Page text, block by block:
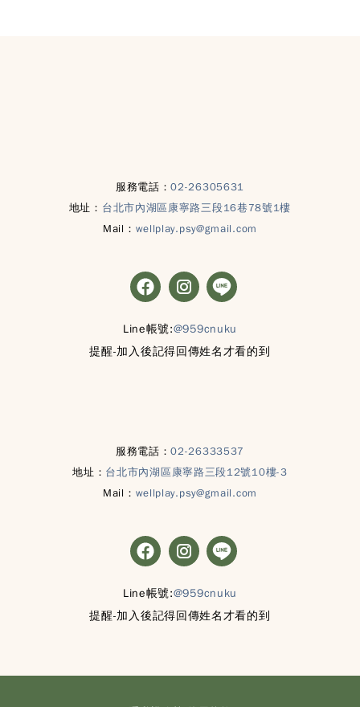
服務電話：02-26305631
地址： 台北市內湖區康寧路三段16巷78號1樓
Mail： wellplay.psy@gmail.com
Line帳號:@959cnuku
提醒-加入後記得回傳姓名才看的到
服務電話：02-26333537
地址： 台北市內湖區康寧路三段12號10樓-3
Mail： wellplay.psy@gmail.com
Line帳號:@959cnuku
提醒-加入後記得回傳姓名才看的到